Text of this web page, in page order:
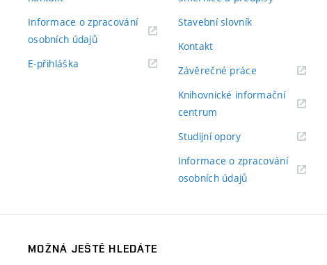
Informace o zpracování
osobních údajů(externí
E-přihláška
Stavební slovník
Kontakt
Závěrečné práce(externí
Knihovnické informační
centrum
Studijní opory(externí
Informace o zpracování
osobních údajů(externí
MOŽNÁ JEŠTĚ HLEDÁTE